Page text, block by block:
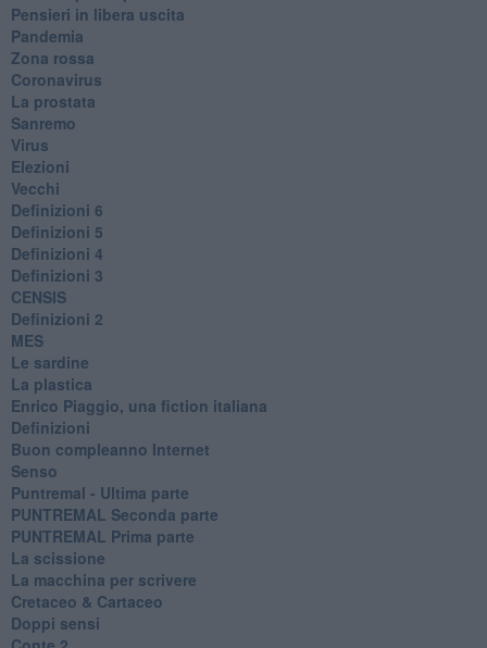
​Pensieri in libera uscita
Pandemia
Zona rossa
Coronavirus
La prostata
Sanremo
Virus
Elezioni
Vecchi
Definizioni 6
Definizioni 5
Definizioni 4
Definizioni 3
CENSIS
​Definizioni 2
MES
Le sardine
La plastica
​Enrico Piaggio, una fiction italiana
Definizioni
​Buon compleanno Internet
Senso
Puntremal - Ultima parte
PUNTREMAL Seconda parte
​PUNTREMAL Prima parte
La scissione
La macchina per scrivere
Cretaceo & Cartaceo
Doppi sensi